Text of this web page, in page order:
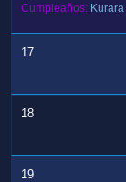
Cumpleaños: Kurara
17
18
19